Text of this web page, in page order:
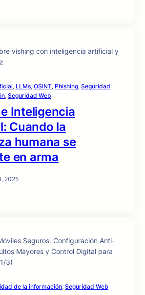
, LLMs, OSINT, Phishing, Seguridad
, Seguridad Web
Inteligencia
Cuando la
humana se
en arma
2025
de la información, Seguridad Web